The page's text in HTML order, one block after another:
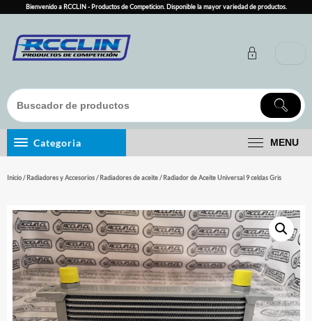
content
Bienvenido a RCCLIN - Productos de Competicion. Disponible la mayor variedad de productos.
Categoria MENU
Inicio/Radiadores y Accesorios/Radiadores de aceite/ Radiador de Aceite Universal 9 celdas Gris